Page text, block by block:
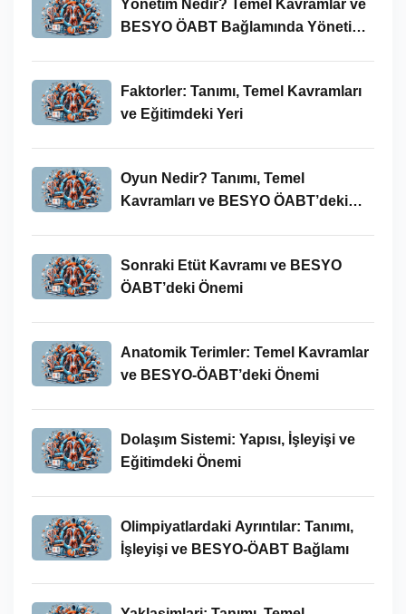
Yönetim Nedir? Temel Kavramlar ve
BESYO ÖABT Bağlamında Yönetim
Faktorler: Tanımı, Temel Kavramları
ve Eğitimdeki Yeri
Oyun Nedir? Tanımı, Temel
Kavramları ve BESYO ÖABT’deki
Sonraki Etüt Kavramı ve BESYO
ÖABT’deki Önemi
Anatomik Terimler: Temel Kavramlar
ve BESYO-ÖABT’deki Önemi
Dolaşım Sistemi: Yapısı, İşleyişi ve
Eğitimdeki Önemi
Olimpiyatlardaki Ayrıntılar: Tanımı,
İşleyişi ve BESYO-ÖABT Bağlamı